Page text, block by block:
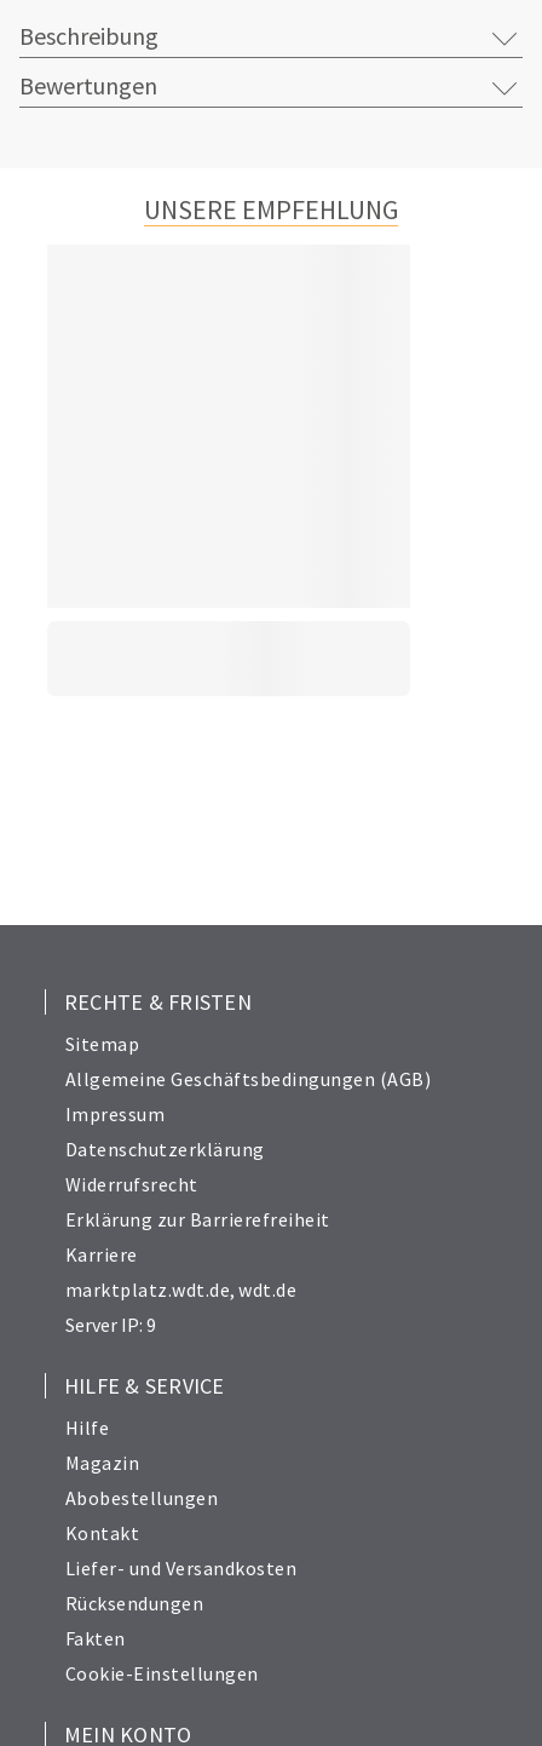
Beschreibung
Bewertungen
UNSERE EMPFEHLUNG
RECHTE & FRISTEN
Sitemap
Allgemeine Geschäftsbedingungen (AGB)
Impressum
Datenschutzerklärung
Widerrufsrecht
Erklärung zur Barrierefreiheit
Karriere
marktplatz.wdt.de,wdt.de
Server IP: 9
HILFE & SERVICE
Hilfe
Magazin
Abobestellungen
Kontakt
Liefer- und Versandkosten
Rücksendungen
Fakten
Cookie-Einstellungen
MEIN KONTO